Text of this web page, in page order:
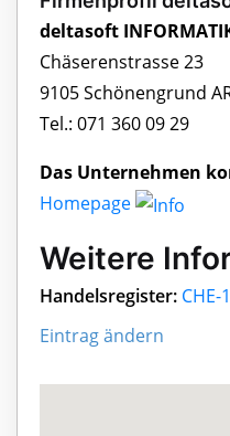
deltasoft
Chäserenstrasse 23
9105 Schönengrund
Tel.: 071 360 09 29
Das Unternehmen
Homepage
Weitere
Handelsregister: CHE-
Eintrag ändern